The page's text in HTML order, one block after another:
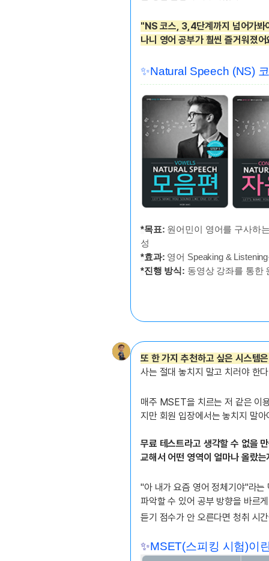
"NS 코스, 3,4단계까지 넘어가봐
나니 영어 공부가 훨씬 즐거워졌
✨Natural Speech (NS)
*목표: 원어민이 영어를 구사하
성
*효과: 영어 Speaking &
*진행 방식: 동영상 강좌를 통한
또 한 가지 추천하고 싶은 시스템
사는 절대 놓치지 말고 치러야 한
매주 MSET을 치르는 저 같은 이
지만 회원 입장에서는 놓치지 말
무료 테스트라고 생각할 수 없을
교해서 어떤 영역이 얼마나 올랐
"아 내가 요즘 영어 정체기야"라
파악할 수 있어 공부 방향을 바르
듣기 점수가 안 오른다면 청취 시
✨MSET(스피킹 시험)이